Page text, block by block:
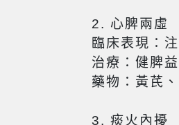
2. 心脾兩虛
臨床表現：
治療：健脾
藥物：黃芪
3. 痰火內擾